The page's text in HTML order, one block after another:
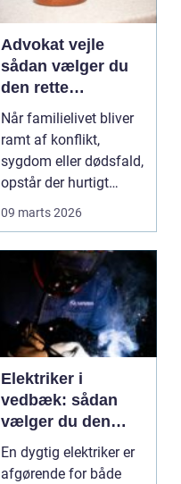
Advokat vejle
sådan vælger du
den rette
familieretsadvokat
Når familielivet bliver
ramt af konflikt,
sygdom eller dødsfald,
opstår der hurtigt
spørgsmål, som k...
09 marts 2026
Elektriker i
vedbæk: sådan
vælger du den
rette fagmand til
opgaven
En dygtig elektriker er
afgørende for både